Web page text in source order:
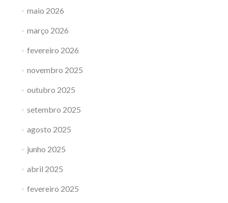
maio 2026
março 2026
fevereiro 2026
novembro 2025
outubro 2025
setembro 2025
agosto 2025
junho 2025
abril 2025
fevereiro 2025